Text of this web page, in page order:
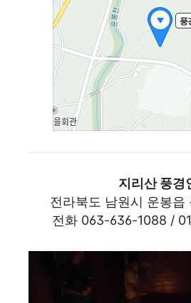
지리산 풍경
전라북도 남원시 운봉읍
전화 063-636-1088 /